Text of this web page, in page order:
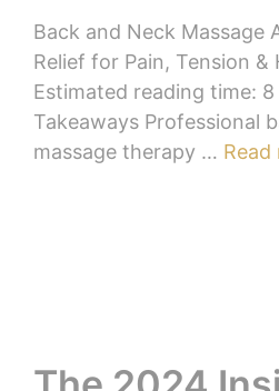
Back and Neck Massage
Relief for Pain, Tension &
Estimated reading time: 8
Takeaways Professional
massage therapy … Read